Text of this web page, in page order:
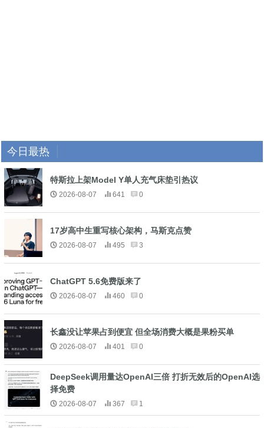
今日最热
特斯拉上架Model Y单人充气床垫引热议
2026-08-07 641 0
17岁高中生重写核心架构，马斯克点赞
2026-08-07 495 3
ChatGPT 5.6免费版来了
2026-08-07 460 0
长鑫没让苹果占到便宜 但全场消费大概是果粉买单
2026-08-07 401 0
DeepSeek调用量达OpenAI三倍 打折无效后的OpenAI选
择免费
2026-08-07 367 1